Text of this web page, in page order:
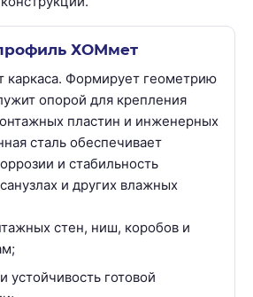
ХОМмет
каркаса. Формирует геометрию
опорой для крепления
пластин и инженерных
сталь обеспечивает
и стабильность
и других влажных
стен, ниш, коробов и
устойчивость готовой